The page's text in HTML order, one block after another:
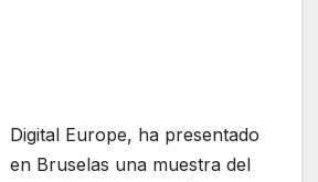
Digital Europe, ha presentado
en Bruselas una muestra del